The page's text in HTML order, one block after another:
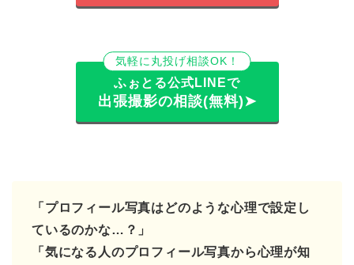
気軽に丸投げ相談OK！
ふぉとる公式LINEで
出張撮影の相談(無料)➤
「プロフィール写真はどのような心理で設定し
ているのかな…？」
「気になる人のプロフィール写真から心理が知